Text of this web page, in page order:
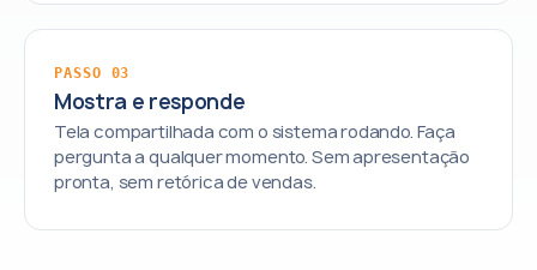
PASSO 03
Mostra e responde
Tela compartilhada com o sistema rodando. Faça
pergunta a qualquer momento. Sem apresentação
pronta, sem retórica de vendas.